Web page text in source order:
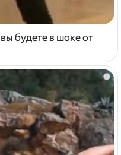
будете в шоке от
i